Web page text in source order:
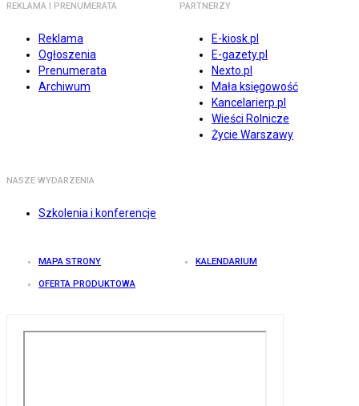
REKLAMA I PRENUMERATA
Reklama
Ogłoszenia
Prenumerata
Archiwum
PARTNERZY
E-kiosk.pl
E-gazety.pl
Nexto.pl
Mała księgowość
Kancelarierp.pl
Wieści Rolnicze
Życie Warszawy
NASZE WYDARZENIA
Szkolenia i konferencje
MAPA STRONY KALENDARIUM
OFERTA PRODUKTOWA